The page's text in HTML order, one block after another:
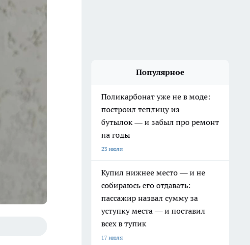
Популярное
Поликарбонат уже не в моде:
построил теплицу из
бутылок — и забыл про ремонт
на годы
23 июля
Купил нижнее место — и не
собираюсь его отдавать:
пассажир назвал сумму за
уступку места — и поставил
всех в тупик
17 июля